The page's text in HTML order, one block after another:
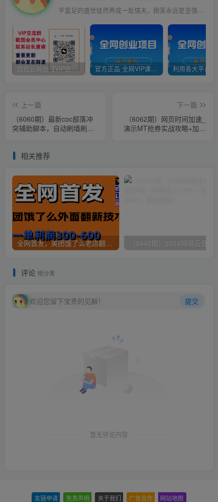
平富足的盛世徒然养成一批懦夫，困苦永远是坚强之母
优优云网创【VIP会员专属交流群】 官方正品 全网VIP课程 无损下载~
上一篇
（6060期）最新coc部落冲
突辅助脚本，自动刷墙刷资
下一篇
（6062期）网页时间加速_
演示MT抢券实战攻略+加速
相关推荐
全网首发，美团饿了么老店翻新最新技术，一单利润300-600
评论 抢沙发
欢迎您留下宝贵的见解！ 提交
暂无评论内容
友链申请 免责声明 关于我们 广告合作 网站地图